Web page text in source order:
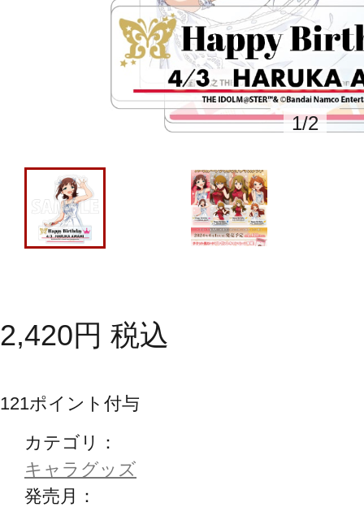
1/2
2,420円 税込
121ポイント付与
カテゴリ：
キャラグッズ
発売月：